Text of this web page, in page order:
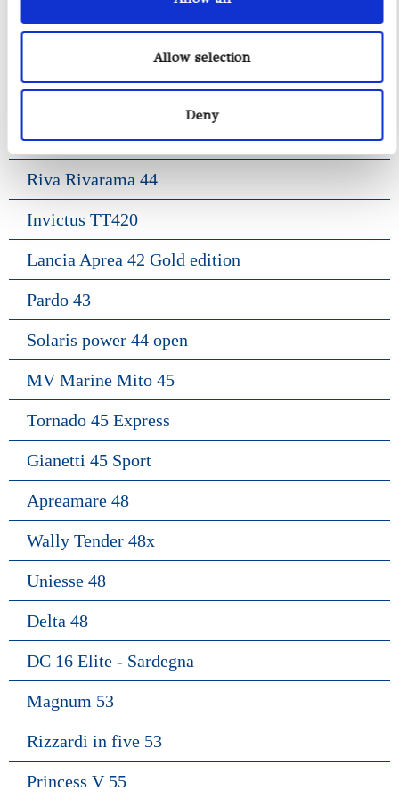
Allow selection
Deny
Gozzo Positano 38
Frauscher 1414 Demon
Riva Rivarama 44
Invictus TT420
Lancia Aprea 42 Gold edition
Pardo 43
Solaris power 44 open
MV Marine Mito 45
Tornado 45 Express
Gianetti 45 Sport
Apreamare 48
Wally Tender 48x
Uniesse 48
Delta 48
DC 16 Elite - Sardegna
Magnum 53
Rizzardi in five 53
Princess V 55